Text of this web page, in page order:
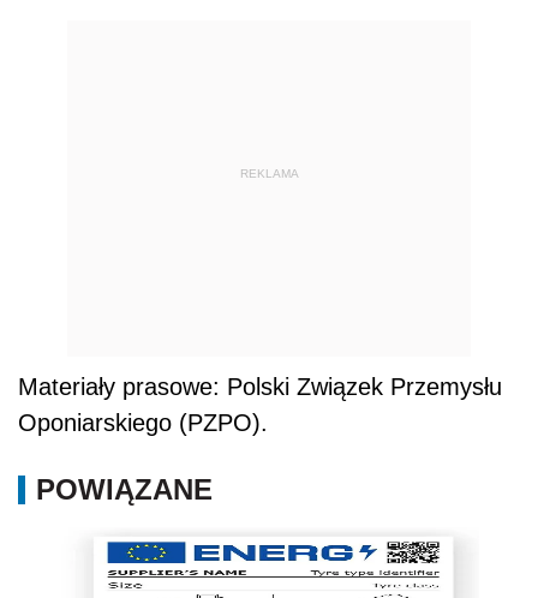
REKLAMA
Materiały prasowe: Polski Związek Przemysłu
Oponiarskiego (PZPO).
POWIĄZANE